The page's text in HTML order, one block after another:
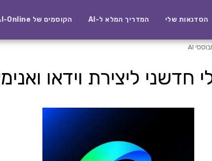
הסדנאות שלי המדריך המלא ל-AI הקוסמים של AI-Online